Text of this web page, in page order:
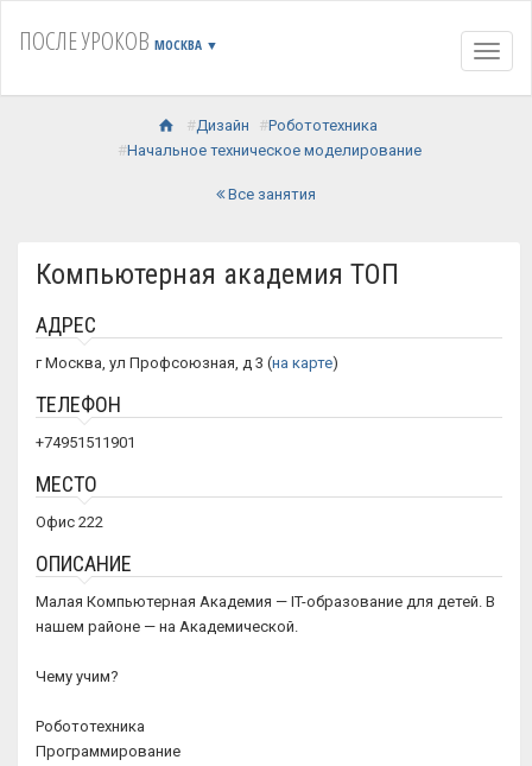
ПОСЛЕ УРОКОВ МОСКВА ▼
Дизайн
Робототехника
Начальное техническое моделирование
Все занятия
Компьютерная академия ТОП
АДРЕС
г Москва, ул Профсоюзная, д 3 (на карте)
ТЕЛЕФОН
+74951511901
МЕСТО
Офис 222
ОПИСАНИЕ
Малая Компьютерная Академия — IT-образование для детей. В
нашем районе — на Академической.
Чему учим?
Робототехника
Программирование